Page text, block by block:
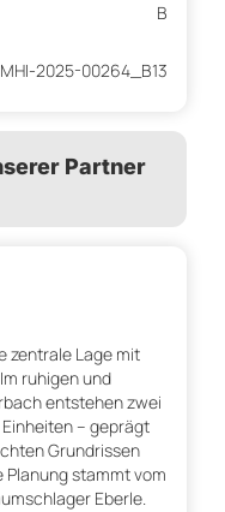
B
MHI-2025-00264_B13
Partner
zentrale Lage mit
ruhigen und
entstehen zwei
– geprägt
Grundrissen
stammt vom
Eberle.